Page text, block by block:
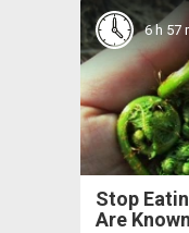
6 h 57
Stop
Are